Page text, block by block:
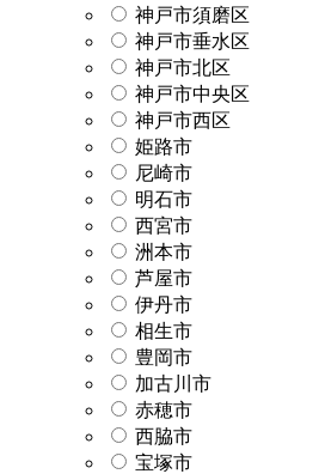
神戸市須磨区
神戸市垂水区
神戸市北区
神戸市中央区
神戸市西区
姫路市
尼崎市
明石市
西宮市
洲本市
芦屋市
伊丹市
相生市
豊岡市
加古川市
赤穂市
西脇市
宝塚市